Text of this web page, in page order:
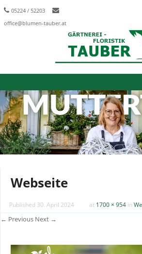
05224 / 52203
office@blumen-tauber.at
Skip to content
Webseite
Published 30. April 2024 at 1700 × 954 in
← Previous Next →